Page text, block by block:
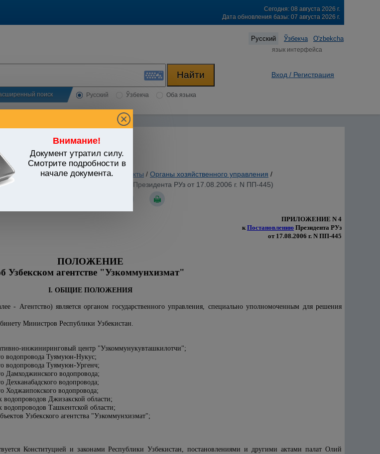
Сегодня: 08 августа 2026 г.
Дата обновления базы: 07 августа 2026 г.
Русский Ўзбекча O'zbekcha
язык интерфейса
поиск Русский Ўзбекча Оба языка
Вход / Регистрация
Внимание!
Документ утратил силу.
Смотрите подробности в
начале документа.
устройства / Утратившие силу акты / Органы хозяйственного управления /
(Приложение N 4 к Постановлению Президента РУз от 17.08.2006 г. N ПП-445)
ПРИЛОЖЕНИЕ N 4
кПостановлению Президента РУз
от 17.08.2006 г. N ПП-445
ПОЛОЖЕНИЕ
Узбекском агентстве "Узкоммунхизмат"
I. ОБЩИЕ ПОЛОЖЕНИЯ
- Агентство) является органом государственного управления, специально уполномоченным для решения
Министров Республики Узбекистан.
инжиниринговый центр "Узкоммунукувташкилотчи";
водопровода Туямуюн-Нукус;
водопровода Туямуюн-Ургенч;
Дамходжинского водопровода;
Дехканабадского водопровода;
Ходжаипокского водопровода;
Джизакской области;
Ташкентской области;
Узбекского агентства "Узкоммунхизмат";
Конституцией и законами Республики Узбекистан, постановлениями и другими актами палат Олий